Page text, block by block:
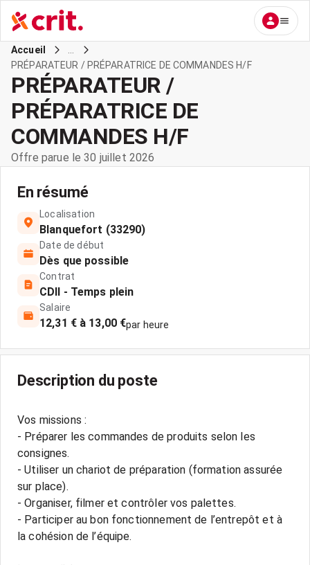
Accueil
PRÉPARATEUR / PRÉPARATRICE DE COMMANDES H/F
PRÉPARATEUR /
PRÉPARATRICE DE
COMMANDES H/F
Offre parue le 30 juillet 2026
En résumé
Localisation
Blanquefort (33290)
Date de début
Dès que possible
Contrat
CDII - Temps plein
Salaire
12,31 € à 13,00 €par heure
Description du poste
Vos missions :
- Préparer les commandes de produits selon les
consignes.
- Utiliser un chariot de préparation (formation assurée
sur place).
- Organiser, filmer et contrôler vos palettes.
- Participer au bon fonctionnement de l’entrepôt et à
la cohésion de l’équipe.